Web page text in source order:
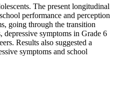
The present longitudinal
performance and perception
going through the transition
symptoms in Grade 6
Results also suggested a
symptoms and school